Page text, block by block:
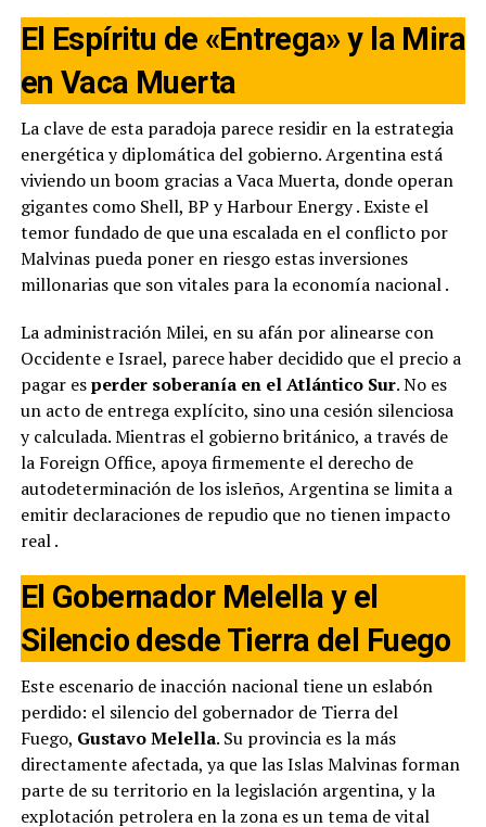
El Espíritu de «Entrega» y la Mira
en Vaca Muerta
La clave de esta paradoja parece residir en la estrategia
energética y diplomática del gobierno. Argentina está
viviendo un boom gracias a Vaca Muerta, donde operan
gigantes como Shell, BP y Harbour Energy. Existe el
temor fundado de que una escalada en el conflicto por
Malvinas pueda poner en riesgo estas inversiones
millonarias que son vitales para la economía nacional.
La administración Milei, en su afán por alinearse con
Occidente e Israel, parece haber decidido que el precio a
pagar esperder soberanía en el Atlántico Sur. No es
un acto de entrega explícito, sino una cesión silenciosa
y calculada. Mientras el gobierno británico, a través de
la Foreign Office, apoya firmemente el derecho de
autodeterminación de los isleños, Argentina se limita a
emitir declaraciones de repudio que no tienen impacto
real.
El Gobernador Melella y el
Silencio desde Tierra del Fuego
Este escenario de inacción nacional tiene un eslabón
perdido: el silencio del gobernador de Tierra del
Fuego, Gustavo Melella. Su provincia es la más
directamente afectada, ya que las Islas Malvinas forman
parte de su territorio en la legislación argentina, y la
explotación petrolera en la zona es un tema de vital